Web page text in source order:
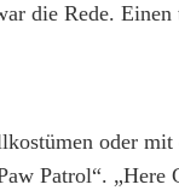
die Rede. Einen
oder
Patrol“. „Here